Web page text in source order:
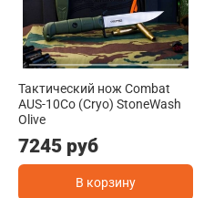
Тактический нож Combat
AUS-10Co (Cryo) StoneWash
Olive
7245 руб
В корзину